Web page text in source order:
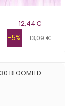
12,44 €
-5% 13,09 €
BLOOMLED -